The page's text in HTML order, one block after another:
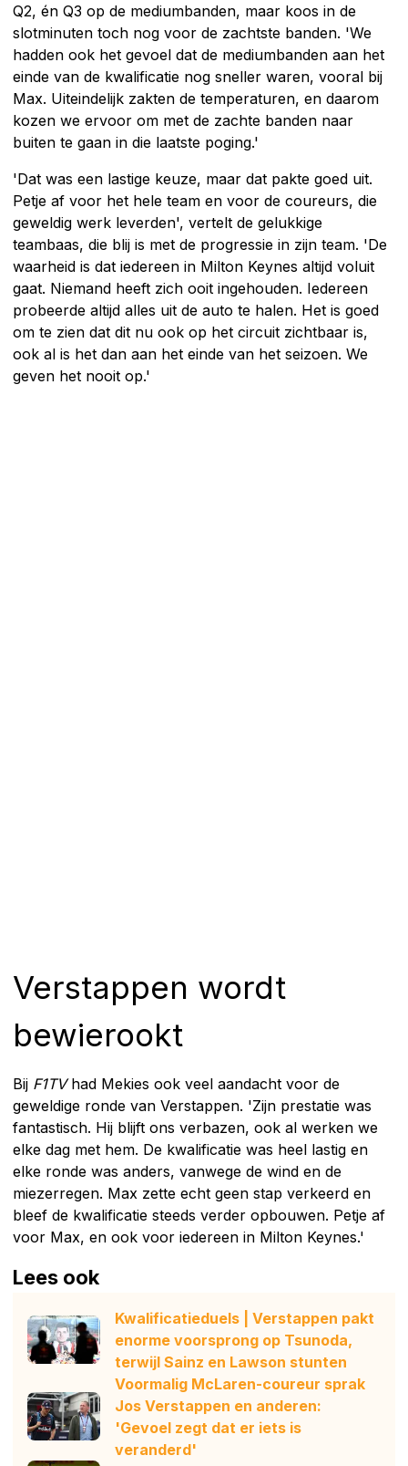
Q2, én Q3 op de mediumbanden, maar koos in de
slotminuten toch nog voor de zachtste banden. 'We
hadden ook het gevoel dat de mediumbanden aan het
einde van de kwalificatie nog sneller waren, vooral bij
Max. Uiteindelijk zakten de temperaturen, en daarom
kozen we ervoor om met de zachte banden naar
buiten te gaan in die laatste poging.'
'Dat was een lastige keuze, maar dat pakte goed uit.
Petje af voor het hele team en voor de coureurs, die
geweldig werk leverden', vertelt de gelukkige
teambaas, die blij is met de progressie in zijn team. 'De
waarheid is dat iedereen in Milton Keynes altijd voluit
gaat. Niemand heeft zich ooit ingehouden. Iedereen
probeerde altijd alles uit de auto te halen. Het is goed
om te zien dat dit nu ook op het circuit zichtbaar is,
ook al is het dan aan het einde van het seizoen. We
geven het nooit op.'
Verstappen wordt
bewierookt
Bij F1TVhad Mekies ook veel aandacht voor de
geweldige ronde van Verstappen. 'Zijn prestatie was
fantastisch. Hij blijft ons verbazen, ook al werken we
elke dag met hem. De kwalificatie was heel lastig en
elke ronde was anders, vanwege de wind en de
miezerregen. Max zette echt geen stap verkeerd en
bleef de kwalificatie steeds verder opbouwen. Petje af
voor Max, en ook voor iedereen in Milton Keynes.'
Lees ook
Kwalificatieduels | Verstappen pakt
enorme voorsprong op Tsunoda,
terwijl Sainz en Lawson stunten
Voormalig McLaren-coureur sprak
Jos Verstappen en anderen:
'Gevoel zegt dat er iets is
veranderd'